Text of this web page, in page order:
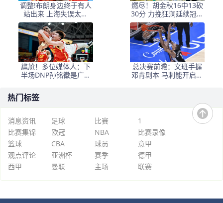
调整!布朗身边终于有人
站出来 上海失误太多
+犯规困扰
燃尽！胡金秋16中13砍
30分 力挽狂澜延续冠军
悬念
尴尬！多位媒体人：下
半场DNP孙铭徽是广厦
总决赛前瞻：文班手握
邓肯剧本 马刺能开启新
热门标签
消息资讯 足球 比赛
1
比赛集锦
欧冠 NBA
比赛录像
篮球
CBA 球员
意甲
观点评论
亚洲杯 赛季
德甲
西甲
曼联 主场 联赛